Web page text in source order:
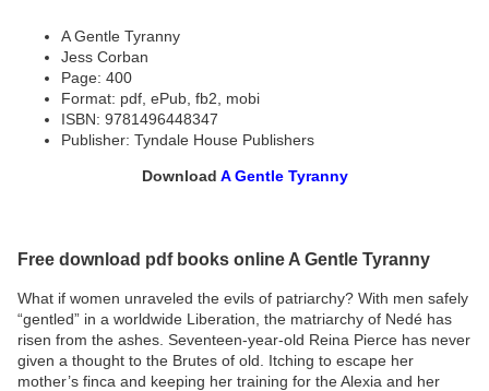
A Gentle Tyranny
Jess Corban
Page: 400
Format: pdf, ePub, fb2, mobi
ISBN: 9781496448347
Publisher: Tyndale House Publishers
Download A Gentle Tyranny
Free download pdf books online A Gentle Tyranny
What if women unraveled the evils of patriarchy? With men safely
“gentled” in a worldwide Liberation, the matriarchy of Nedé has
risen from the ashes. Seventeen-year-old Reina Pierce has never
given a thought to the Brutes of old. Itching to escape her
mother’s finca and keeping her training for the Alexia and her